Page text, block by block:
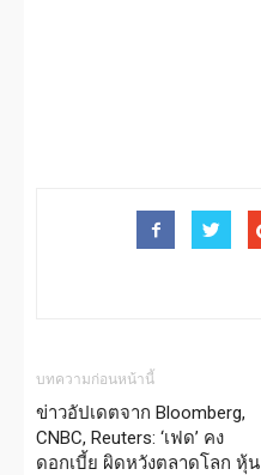
บทความก่อนหน้านี้
ข่าวอัปเดตจาก Bloomberg,
CNBC, Reuters: ‘เฟด’ คง
ดอกเบี้ย ผิดหวังตลาดโลก หุ้น